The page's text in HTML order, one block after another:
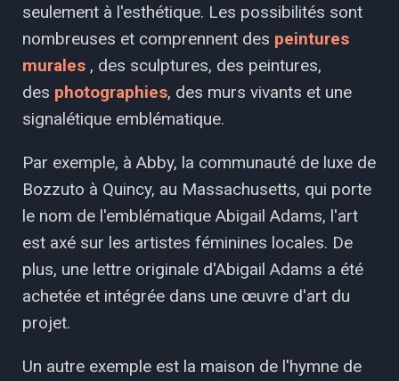
seulement à l'esthétique. Les possibilités sont
nombreuses et comprennent des peintures
murales , des sculptures, des peintures,
des photographies, des murs vivants et une
signalétique emblématique.
Par exemple, à Abby, la communauté de luxe de
Bozzuto à Quincy, au Massachusetts, qui porte
le nom de l'emblématique Abigail Adams, l'art
est axé sur les artistes féminines locales. De
plus, une lettre originale d'Abigail Adams a été
achetée et intégrée dans une œuvre d'art du
projet.
Un autre exemple est la maison de l'hymne de